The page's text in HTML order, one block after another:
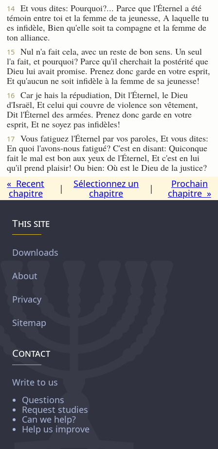
14
Et vous dites: Pourquoi?... Parce que l'Éternel a été
témoin entre toi et la femme de ta jeunesse, A laquelle tu
es infidèle, Bien qu'elle soit ta compagne et la femme de
ton alliance.
15
Nul n'a fait cela, avec un reste de bon sens. Un seul
l'a fait, et pourquoi? Parce qu'il cherchait la postérité que
Dieu lui avait promise. Prenez donc garde en votre esprit,
Et qu'aucun ne soit infidèle à la femme de sa jeunesse!
16
Car je hais la répudiation, Dit l'Éternel, le Dieu
d'Israël, Et celui qui couvre de violence son vêtement,
Dit l'Éternel des armées. Prenez donc garde en votre
esprit, Et ne soyez pas infidèles!
17
Vous fatiguez l'Éternel par vos paroles, Et vous dites:
En quoi l'avons-nous fatigué? C'est en disant: Quiconque
fait le mal est bon aux yeux de l'Éternel, Et c'est en lui
qu'il prend plaisir! Ou bien: Où est le Dieu de la justice?
« Recent
chapitre
|
Sélectionnez un
chapitre
|
Prochain
chapitre »
This site
Downloads
About
Privacy
Sitemap
Contact
Write to us
Questions
Request studies
Can we help?
Help us improve